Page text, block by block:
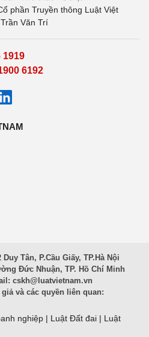
phần Truyền thông Luật Việt
Văn Trí
1919
6192
Tân, P.Cầu Giấy, TP.Hà Nội
Đức Nhuận, TP. Hồ Chí Minh
cskh@luatvietnam.vn
và các quyền liên quan:
nghiệp | Luật Đất đai | Luật